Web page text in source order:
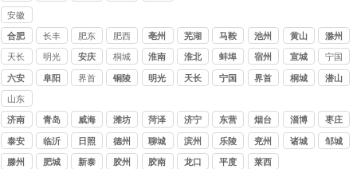
安徽
讨债
公司
合肥 长丰 肥东 肥西 亳州 芜湖
马鞍
山
池州 黄山 滁州
天长 明光 安庆 桐城 淮南 淮北 蚌埠 宿州 宣城 宁国
六安 阜阳 界首 铜陵 明光 天长 宁国 界首 桐城 潜山
山东
讨债
公司
济南 青岛 威海 潍坊 菏泽 济宁 东营 烟台 淄博 枣庄
泰安 临沂 日照 德州 聊城 滨州 乐陵 兖州 诸城 邹城
滕州 肥城 新泰 胶州 胶南 龙口 平度 莱西